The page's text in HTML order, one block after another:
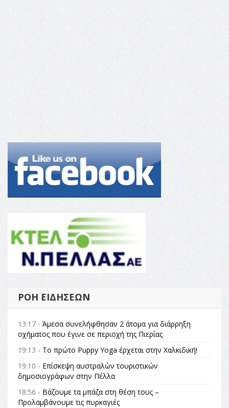
ΡΟΉ ΕΙΔΉΣΕΩΝ
13:17 - Άμεσα συνελήφθησαν 2 άτομα για διάρρηξη
οχήματος που έγινε σε περιοχή της Πιερίας
19:13 - Το πρώτο Puppy Yoga έρχεται στην Χαλκιδική!
19:10 - Επίσκεψη αυστραλών τουριστικών
δημοσιογράφων στην Πέλλα
18:56 - Βάζουμε τα μπάζα στη θέση τους –
Προλαμβάνουμε τις πυρκαγιές